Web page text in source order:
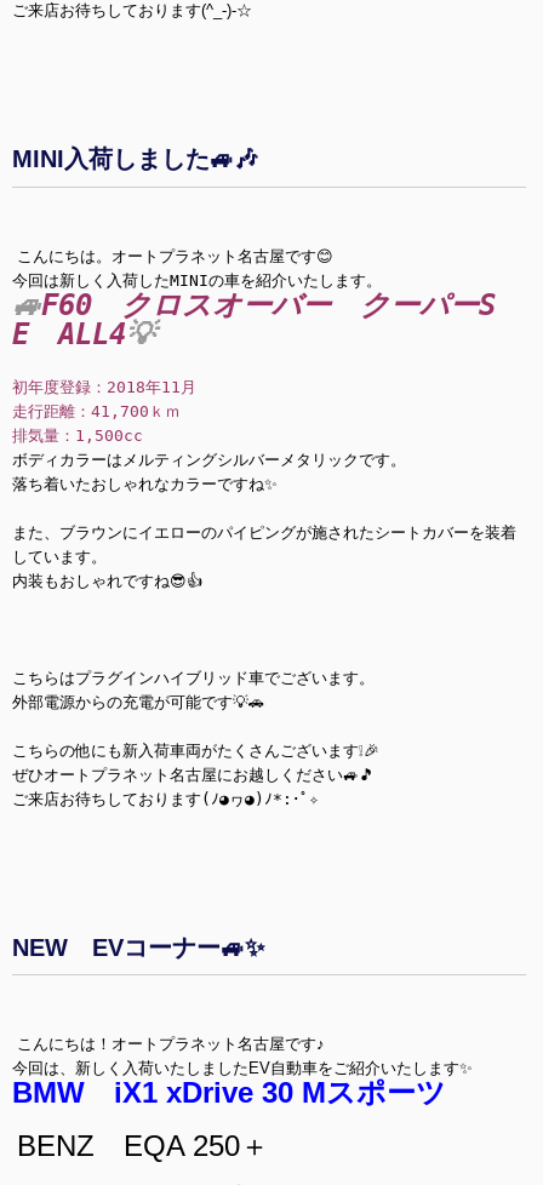
ご来店お待ちしております(^_-)-☆
MINI入荷しました🚙🎶
こんにちは。オートプラネット名古屋です😊
今回は新しく入荷したMINIの車を紹介いたします。
🚙F60 クロスオーバー クーパーS
E ALL4💡
初年度登録：2018年11月
走行距離：41,700ｋｍ
排気量：1,500cc
ボディカラーはメルティングシルバーメタリックです。
落ち着いたおしゃれなカラーですね✨
また、ブラウンにイエローのパイピングが施されたシートカバーを装着
しています。
内装もおしゃれですね😎👍
こちらはプラグインハイブリッド車でございます。
外部電源からの充電が可能です💡🚗
こちらの他にも新入荷車両がたくさんございます❕🎉
ぜひオートプラネット名古屋にお越しください🚙🎵
ご来店お待ちしております(ﾉ◕ヮ◕)ﾉ*:･ﾟ✧
NEW EVコーナー🚙✨
こんにちは！オートプラネット名古屋です♪
今回は、新しく入荷いたしましたEV自動車をご紹介いたします✨
BMW iX1 xDrive 30 Mスポーツ
BENZ EQA 250＋